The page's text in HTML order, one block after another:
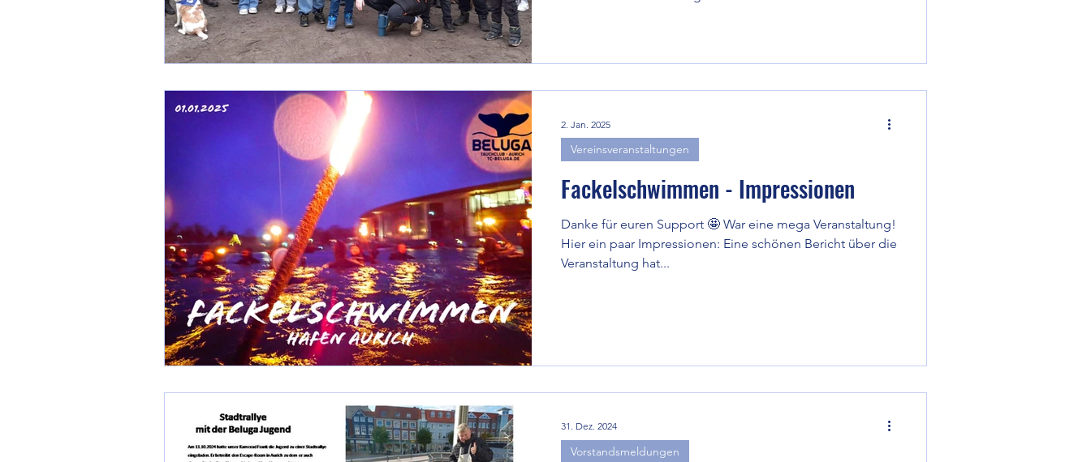
Fackelschwimmen - Impressionen
Danke für euren Support 🤩 War eine mega Veranstaltung!
Hier ein paar Impressionen: Eine schönen Bericht über die
Veranstaltung hat...
Vereinsveranstaltungen
2. Jan. 2025
Vorstandsmeldungen
31. Dez. 2024